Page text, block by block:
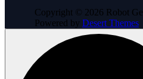
Copyright © 2026 Robot
Powered by Desert Themes